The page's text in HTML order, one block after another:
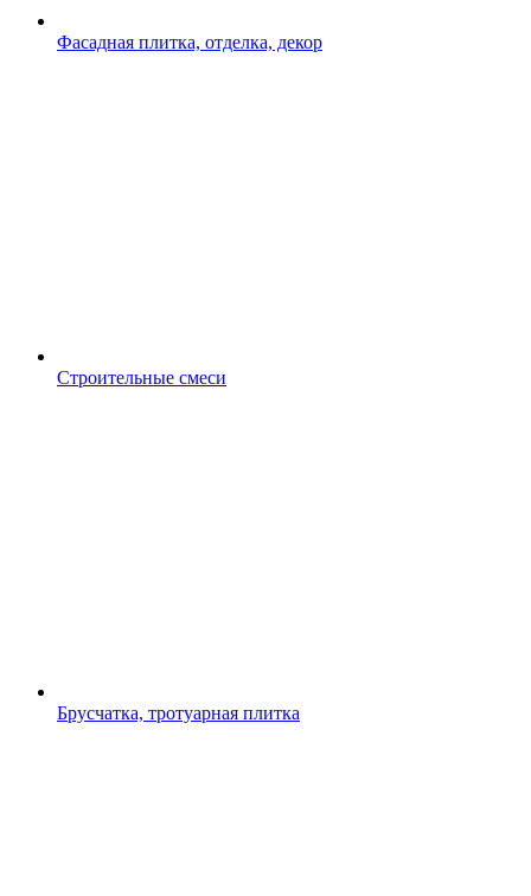
Фасадная плитка, отделка, декор
Строительные смеси
Брусчатка, тротуарная плитка